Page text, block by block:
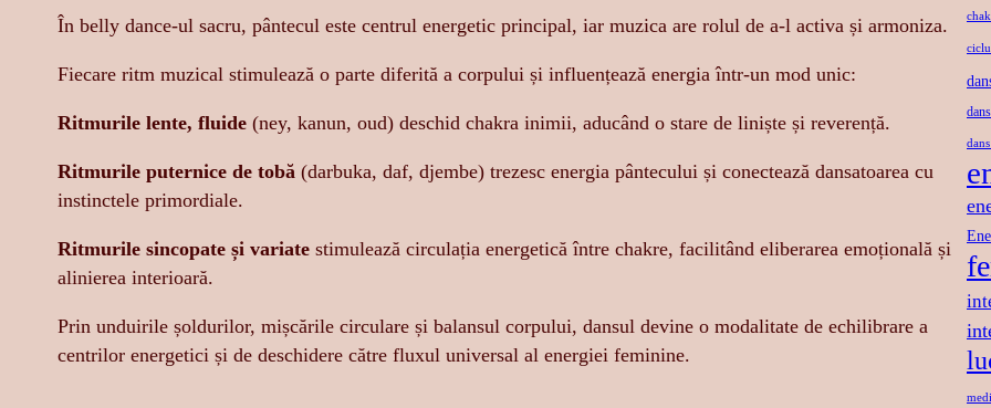
În belly dance-ul sacru, pântecul este centrul energetic principal, iar muzica are rolul de a-l activa și armoniza.
Fiecare ritm muzical stimulează o parte diferită a corpului și influențează energia într-un mod unic:
Ritmurile lente, fluide (ney, kanun, oud) deschid chakra inimii, aducând o stare de liniște și reverență.
Ritmurile puternice de tobă (darbuka, daf, djembe) trezesc energia pântecului și conectează dansatoarea cu
instinctele primordiale.
Ritmurile sincopate și variate stimulează circulația energetică între chakre, facilitând eliberarea emoțională și
alinierea interioară.
Prin unduirile șoldurilor, mișcările circulare și balansul corpului, dansul devine o modalitate de echilibrare a
centrilor energetici și de deschidere către fluxul universal al energiei feminine.